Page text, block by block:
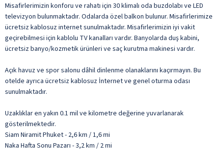
Misafirlerimizin konforu ve rahatı için 30 klimalı oda buzdolabı ve LED
televizyon bulunmaktadır. Odalarda özel balkon bulunur. Misafirlerimize
ücretsiz kablosuz internet sunulmaktadır. Misafirlerimizin iyi vakit
geçirebilmesi için kablolu TV kanalları vardır. Banyolarda duş kabini,
ücretsiz banyo/kozmetik ürünleri ve saç kurutma makinesi vardır.
Açık havuz ve spor salonu dâhil dinlenme olanaklarını kaçırmayın. Bu
otelde ayrıca ücretsiz kablosuz İnternet ve genel oturma odası
sunulmaktadır.
Uzaklıklar en yakın 0.1 mil ve kilometre değerine yuvarlanarak
gösterilmektedir.
Siam Niramit Phuket - 2,6 km / 1,6 mi
Naka Hafta Sonu Pazarı - 3,2 km / 2 mi